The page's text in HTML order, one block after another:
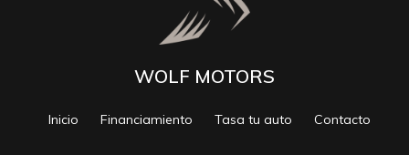
WOLF MOTORS
Inicio Financiamiento Tasa tu auto Contacto